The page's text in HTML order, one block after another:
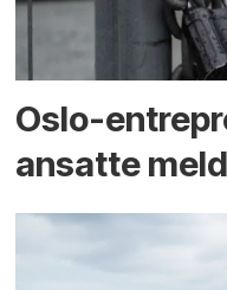
Oslo-
ansatte